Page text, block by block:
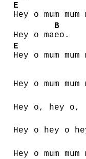
E
Hey o mum mum
Hey o ma
B
eo.
E
Hey o mum mum
Hey o mum mum
Hey o, hey o,
Hey o hey o
Hey o mum mum